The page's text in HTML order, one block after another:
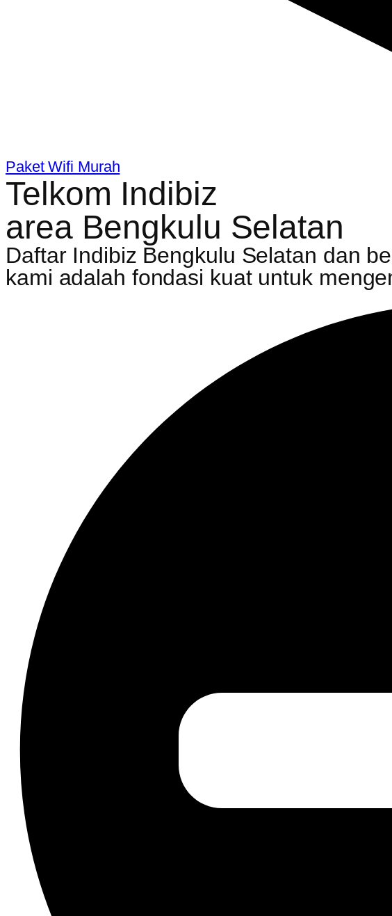
Paket Wifi Murah
Telkom Indibiz
area Bengkulu Selatan
Daftar Indibiz Bengkulu Selatan dan
kami adalah fondasi kuat untuk